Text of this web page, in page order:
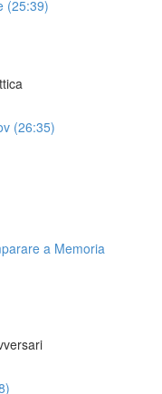
(25:39)
(26:35)
a Memoria